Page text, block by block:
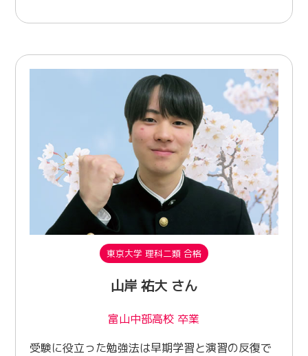
東京大学 理科二類 合格
山岸 祐大 さん
富山中部高校 卒業
受験に役立った勉強法は早期学習と演習の反復で